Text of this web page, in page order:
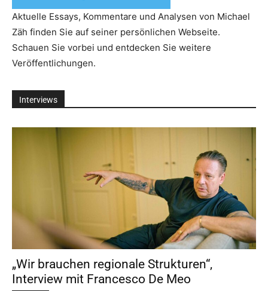
Aktuelle Essays, Kommentare und Analysen von Michael
Zäh finden Sie auf seiner persönlichen Webseite.
Schauen Sie vorbei und entdecken Sie weitere
Veröffentlichungen.
Interviews
„Wir brauchen regionale Strukturen“,
Interview mit Francesco De Meo